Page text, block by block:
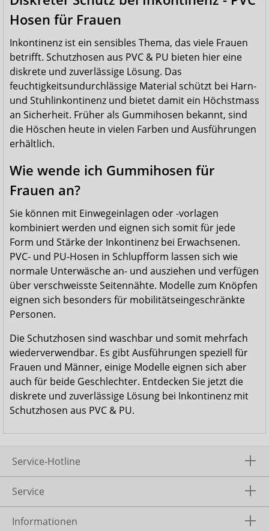
Hosen für Frauen
Inkontinenz ist ein sensibles Thema, das viele Frauen
betrifft. Schutzhosen aus PVC & PU bieten hier eine
diskrete und zuverlässige Lösung. Das
feuchtigkeitsundurchlässige Material schützt bei Harn-
und Stuhlinkontinenz und bietet damit ein Höchstmass
an Sicherheit. Früher als Gummihosen bekannt, sind
die Höschen heute in vielen Farben und Ausführungen
erhältlich.
Wie wende ich Gummihosen für
Frauen an?
Sie können mit Einwegeinlagen oder -vorlagen
kombiniert werden und eignen sich somit für jede
Form und Stärke der Inkontinenz bei Erwachsenen.
PVC- und PU-Hosen in Schlupfform lassen sich wie
normale Unterwäsche an- und ausziehen und verfügen
über verschweisste Seitennähte. Modelle zum Knöpfen
eignen sich besonders für mobilitätseingeschränkte
Personen.
Die Schutzhosen sind waschbar und somit mehrfach
wiederverwendbar. Es gibt Ausführungen speziell für
Frauen und Männer, einige Modelle eignen sich aber
auch für beide Geschlechter. Entdecken Sie jetzt die
diskrete und zuverlässige Lösung bei Inkontinenz mit
Schutzhosen aus PVC & PU.
Service-Hotline
Service
Informationen